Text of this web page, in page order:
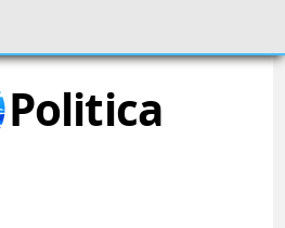
Politica